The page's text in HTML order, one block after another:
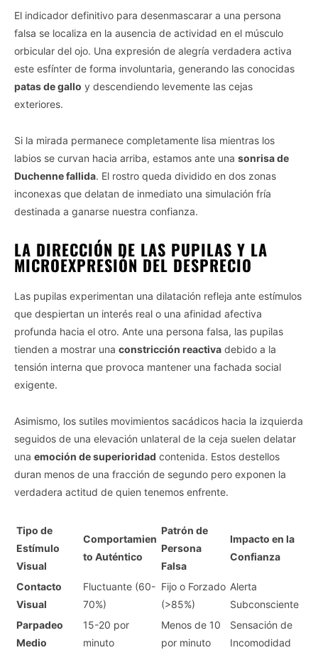
El indicador definitivo para desenmascarar a una persona
falsa se localiza en la ausencia de actividad en el músculo
orbicular del ojo. Una expresión de alegría verdadera activa
este esfínter de forma involuntaria, generando las conocidas
patas de gallo y descendiendo levemente las cejas
exteriores.
Si la mirada permanece completamente lisa mientras los
labios se curvan hacia arriba, estamos ante una sonrisa de
Duchenne fallida. El rostro queda dividido en dos zonas
inconexas que delatan de inmediato una simulación fría
destinada a ganarse nuestra confianza.
LA DIRECCIÓN DE LAS PUPILAS Y LA
MICROEXPRESIÓN DEL DESPRECIO
Las pupilas experimentan una dilatación refleja ante estímulos
que despiertan un interés real o una afinidad afectiva
profunda hacia el otro. Ante una persona falsa, las pupilas
tienden a mostrar una constricción reactiva debido a la
tensión interna que provoca mantener una fachada social
exigente.
Asimismo, los sutiles movimientos sacádicos hacia la izquierda
seguidos de una elevación unlateral de la ceja suelen delatar
una emoción de superioridad contenida. Estos destellos
duran menos de una fracción de segundo pero exponen la
verdadera actitud de quien tenemos enfrente.
Tipo de
Estímulo
Visual
Comportamien
to Auténtico
Patrón de
Persona
Falsa
Impacto en la
Confianza
Contacto
Visual
Fluctuante (60-
70%)
Fijo o Forzado
(>85%)
Alerta
Subconsciente
Parpadeo
Medio
15-20 por
minuto
Menos de 10
por minuto
Sensación de
Incomodidad